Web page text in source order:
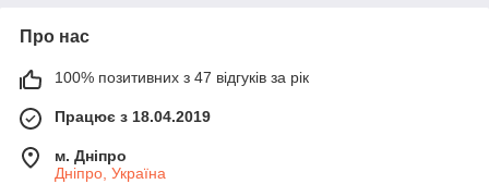
Про нас
100% позитивних з 47 відгуків за рік
Працює з 18.04.2019
м. Дніпро
Дніпро, Україна